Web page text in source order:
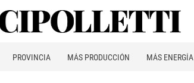
PROVINCIA MÁS PRODUCCIÓN MÁS ENERGÍA